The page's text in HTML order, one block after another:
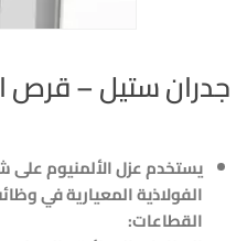
جدران ستيل – قرص
يستخدم عزل الألمنيوم
الفولاذية المعيارية في
القطاعات: